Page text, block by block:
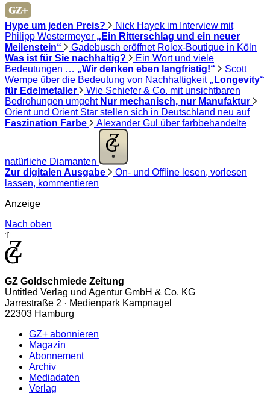
Hype um jeden Preis?
Nick Hayek im Interview mit
Philipp Westermeyer „Ein Ritterschlag und ein neuer
Meilenstein“
Gadebusch eröffnet Rolex-Boutique in Köln
Was ist für Sie nachhaltig?
Ein Wort und viele
Bedeutungen … „Wir denken eben langfristig!“
Scott
Wempe über die Bedeutung von Nachhaltigkeit „Longevity“
für Edelmetaller
Wie Schiefer & Co. mit unsichtbaren
Bedrohungen umgeht Nur mechanisch, nur Manufaktur
Orient und Orient Star stellen sich in Deutschland neu auf
Faszination Farbe
Alexander Gul über farbbehandelte
natürliche Diamanten
Zur digitalen Ausgabe
On- und Offline lesen, vorlesen
lassen, kommentieren
Anzeige
Nach oben
GZ Goldschmiede Zeitung
Untitled Verlag und Agentur GmbH & Co. KG
Jarrestraße 2 · Medienpark Kampnagel
22303 Hamburg
GZ+ abonnieren
Magazin
Abonnement
Archiv
Mediadaten
Verlag